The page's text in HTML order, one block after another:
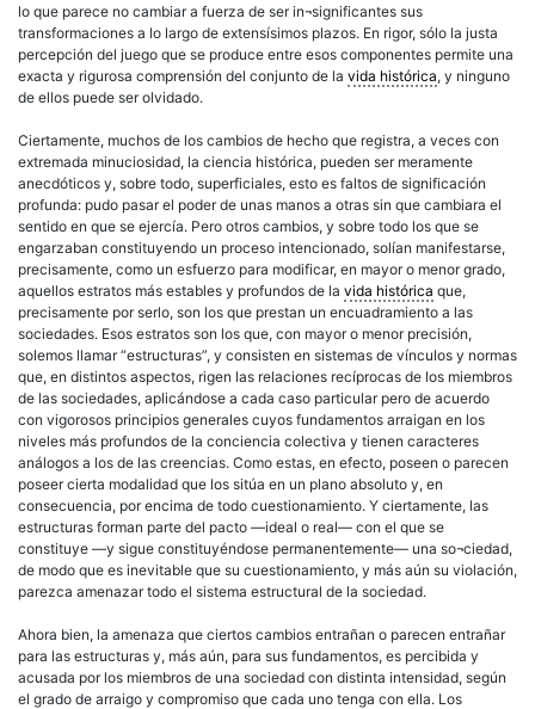
lo que parece no cambiar a fuerza de ser in¬significantes sus
transformaciones a lo largo de extensísimos plazos. En rigor, sólo la justa
percepción del juego que se produce entre esos componentes permite una
exacta y rigurosa comprensión del conjunto de la vida histórica, y ninguno
de ellos puede ser olvidado.
Ciertamente, muchos de los cambios de hecho que registra, a veces con
extremada minuciosidad, la ciencia histórica, pueden ser meramente
anecdóticos y, sobre todo, superficiales, esto es faltos de significación
profunda: pudo pasar el poder de unas manos a otras sin que cambiara el
sentido en que se ejercía. Pero otros cambios, y sobre todo los que se
engarzaban constituyendo un proceso intencionado, solían manifestarse,
precisamente, como un esfuerzo para modificar, en mayor o menor grado,
aquellos estratos más estables y profundos de la vida histórica que,
precisamente por serlo, son los que prestan un encuadramiento a las
sociedades. Esos estratos son los que, con mayor o menor precisión,
solemos llamar “estructuras”, y consisten en sistemas de vínculos y normas
que, en distintos aspectos, rigen las relaciones recíprocas de los miembros
de las sociedades, aplicándose a cada caso particular pero de acuerdo
con vigorosos principios generales cuyos fundamentos arraigan en los
niveles más profundos de la conciencia colectiva y tienen caracteres
análogos a los de las creencias. Como estas, en efecto, poseen o parecen
poseer cierta modalidad que los sitúa en un plano absoluto y, en
consecuencia, por encima de todo cuestionamiento. Y ciertamente, las
estructuras forman parte del pacto —ideal o real— con el que se
constituye —y sigue constituyéndose permanentemente— una so¬ciedad,
de modo que es inevitable que su cuestionamiento, y más aún su violación,
parezca amenazar todo el sistema estructural de la sociedad.
Ahora bien, la amenaza que ciertos cambios entrañan o parecen entrañar
para las estructuras y, más aún, para sus fundamentos, es percibida y
acusada por los miembros de una sociedad con distinta intensidad, según
el grado de arraigo y compromiso que cada uno tenga con ella. Los